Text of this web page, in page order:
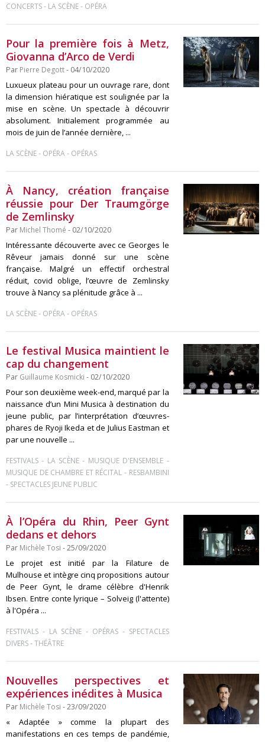
CONCERTS- LA SCÈNE- OPÉRA
Pour la première fois à Metz,
Giovanna d’Arco de Verdi
Par Pierre Degott- 04/10/2020
Luxueux plateau pour un ouvrage rare, dont
la dimension hiératique est soulignée par la
mise en scène. Un spectacle à découvrir
absolument. Initialement programmée au
mois de juin de l’année dernière, ...
LA SCÈNE- OPÉRA- OPÉRAS
À Nancy, création française
réussie pour Der Traumgörge
de Zemlinsky
Par Michel Thomé - 02/10/2020
Intéressante découverte avec ce Georges le
Rêveur jamais donné sur une scène
française. Malgré un effectif orchestral
réduit, covid oblige, l’œuvre de Zemlinsky
trouve à Nancy sa plénitude grâce à ...
LA SCÈNE- OPÉRA- OPÉRAS
Le festival Musica maintient le
cap du changement
Par Guillaume Kosmicki - 02/10/2020
Pour son deuxième week-end, marqué par la
naissance d’un Mini Musica à destination du
jeune public, par l’interprétation d’œuvres-
phares de Ryoji Ikeda et de Julius Eastman et
par une nouvelle ...
FESTIVALS - LA SCÈNE - MUSIQUE D'ENSEMBLE -
MUSIQUE DE CHAMBRE ET RÉCITAL - RESBAMBINI
- SPECTACLES JEUNE PUBLIC
À l’Opéra du Rhin, Peer Gynt
dedans et dehors
Par Michèle Tosi - 25/09/2020
Le projet est initié par la Filature de
Mulhouse et intègre cinq propositions autour
de Peer Gynt, le drame célèbre d'Henrik
Ibsen. Entre conte lyrique – Solveig (l'attente)
à l'Opéra ...
FESTIVALS - LA SCÈNE - OPÉRAS - SPECTACLES
DIVERS-THÉÂTRE
Nouvelles perspectives et
expériences inédites à Musica
Par Michèle Tosi - 23/09/2020
« Adaptée » comme la plupart des
manifestations en ces temps de pandémie,